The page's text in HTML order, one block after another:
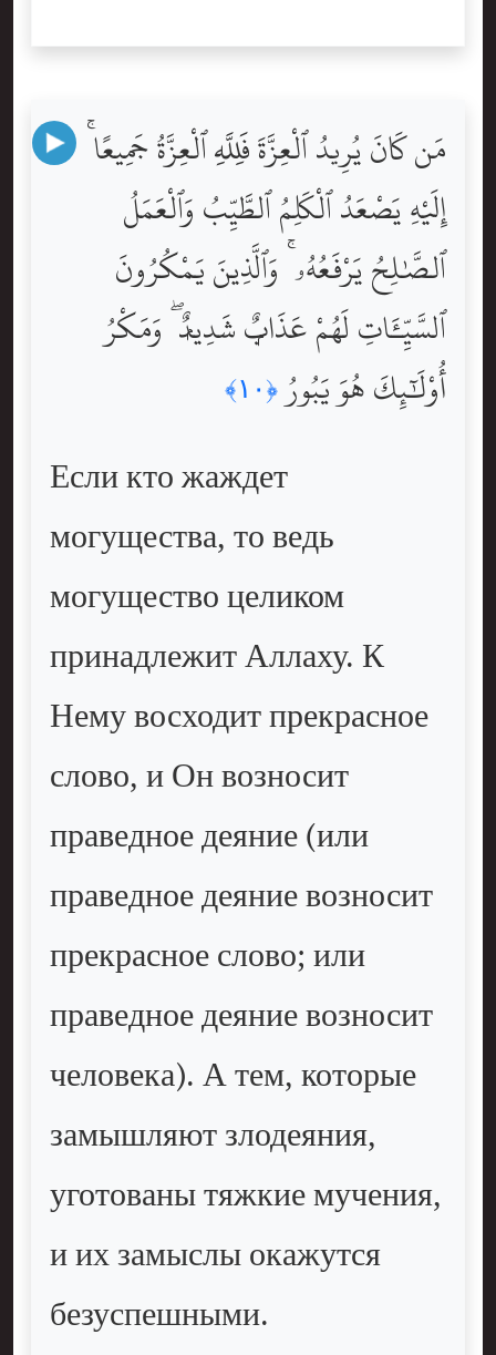
مَن كَانَ يُرِيدُ ٱلْعِزَّةَ فَلِلَّهِ ٱلْعِزَّةُ جَمِيعًا ۚ
إِلَيْهِ يَصْعَدُ ٱلْكَلِمُ ٱلطَّيِّبُ وَٱلْعَمَلُ
ٱلصَّٰلِحُ يَرْفَعُهُۥ ۚ وَٱلَّذِينَ يَمْكُرُونَ
ٱلسَّيِّـَٔاتِ لَهُمْ عَذَابٌۭ شَدِيدٌۭ ۖ وَمَكْرُ
أُوْلَٰٓئِكَ هُوَ يَبُورُ ﴿١٠﴾
Если кто жаждет
могущества, то ведь
могущество целиком
принадлежит Аллаху. К
Нему восходит прекрасное
слово, и Он возносит
праведное деяние (или
праведное деяние возносит
прекрасное слово; или
праведное деяние возносит
человека). А тем, которые
замышляют злодеяния,
уготованы тяжкие мучения,
и их замыслы окажутся
безуспешными.